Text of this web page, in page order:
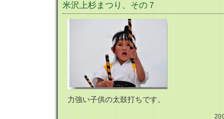
米沢上杉まつり、その７
力強い子供の太鼓打ちです。